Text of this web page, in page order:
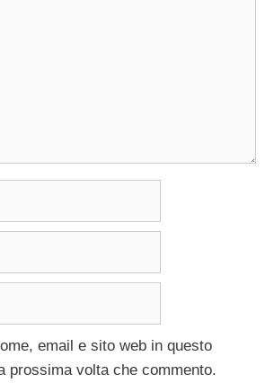
email e sito web in questo
prossima volta che commento.